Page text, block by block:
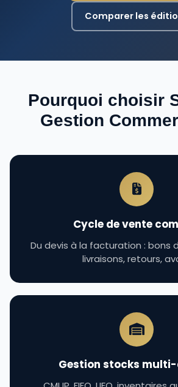
Comparer les
Pourquoi choisir
Gestion
Cycle de vente
Du devis à la facturation : bons
livraisons, retours,
Gestion stocks